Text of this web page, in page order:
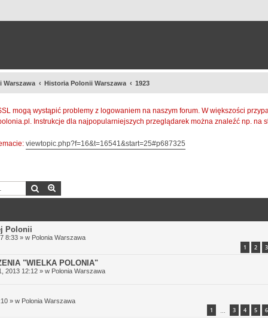
Warszawa Historia Polonii Warszawa 1923
mogą wystąpić problemy z logowaniem na naszym forum. W większości
Instrukcje dla najpopularniejszych przeglądarek można znaleźć np. na
viewtopic.php?f=16&t=16541&start=25#p687325
Szukaj
Polonii
8:33 » w Polonia Warszawa
1 2 3
"WIELKA POLONIA"
2013 12:12 » w Polonia Warszawa
» w Polonia Warszawa
1 3 4 5 6